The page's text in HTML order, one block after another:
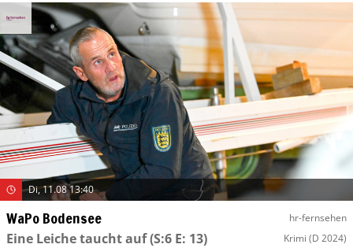
Di, 11.08 13:40
WaPo Bodensee hr-fernsehen
Eine Leiche taucht auf(S:6 E: 13) Krimi (D 2024)